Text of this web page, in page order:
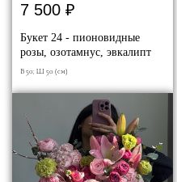
7 500 ₽
Букет 24 - пионовидные
розы, озотамнус, эвкалипт
В 50; Ш 50 (см)